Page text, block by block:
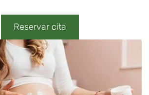
Reservar cita